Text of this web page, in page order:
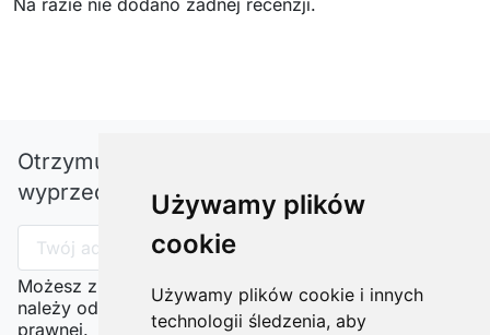
Używamy plików
cookie
Używamy plików cookie i innych
technologii śledzenia, aby
Na razie nie dodano żadnej recenzji.
Otrzymuj informację o nowościach i
wyprzedażach
Możesz zrezygnować w każdej chwili. W tym celu
należy odnaleźć szczegóły w naszej informacji
prawnej.